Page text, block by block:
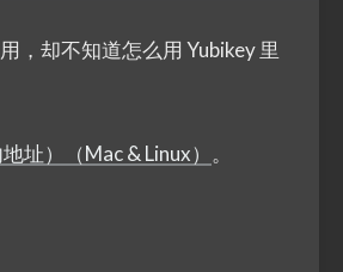
，却不知道怎么用 Yubikey 里
址）（Mac & Linux） 。